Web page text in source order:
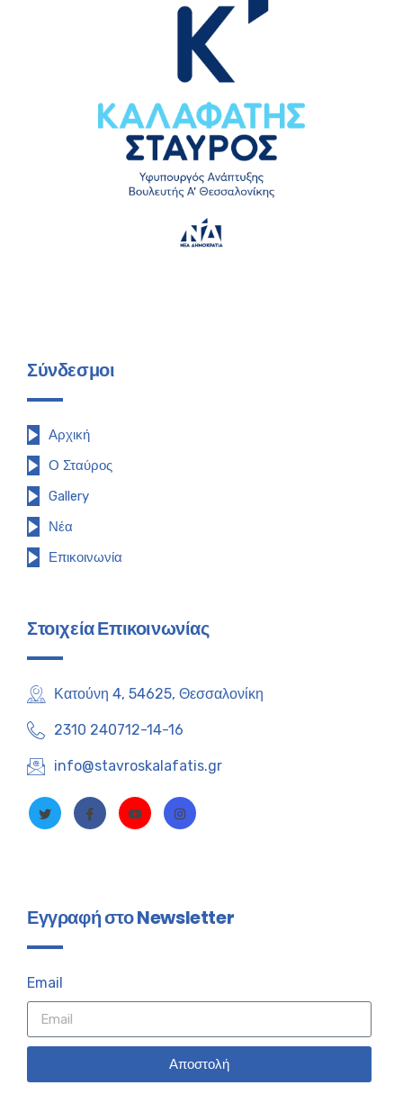
Σύνδεσμοι
Αρχική
Ο Σταύρος
Gallery
Νέα
Επικοινωνία
Στοιχεία Επικοινωνίας
Κατούνη 4, 54625, Θεσσαλονίκη
2310 240712-14-16
info@stavroskalafatis.gr
Εγγραφή στο Newsletter
Email
Αποστολή